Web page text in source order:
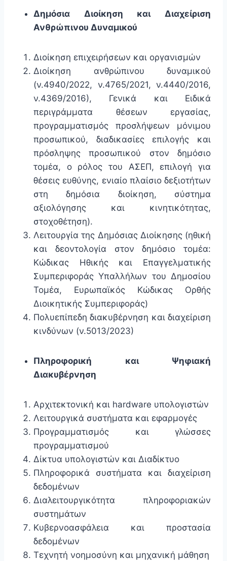
Δημόσια Διοίκηση και Διαχείριση
Ανθρώπινου Δυναμικού
Διοίκηση επιχειρήσεων και οργανισμών
Διοίκηση ανθρώπινου δυναμικού
(ν.4940/2022, ν.4765/2021, ν.4440/2016,
ν.4369/2016), Γενικά και Ειδικά
περιγράμματα θέσεων εργασίας,
προγραμματισμός προσλήψεων μόνιμου
προσωπικού, διαδικασίες επιλογής και
πρόσληψης προσωπικού στον δημόσιο
τομέα, ο ρόλος του ΑΣΕΠ, επιλογή για
θέσεις ευθύνης, ενιαίο πλαίσιο δεξιοτήτων
στη δημόσια διοίκηση, σύστημα
αξιολόγησης και κινητικότητας,
στοχοθέτηση).
Λειτουργία της Δημόσιας Διοίκησης (ηθική
και δεοντολογία στον δημόσιο τομέα:
Κώδικας Ηθικής και Επαγγελματικής
Συμπεριφοράς Υπαλλήλων του Δημοσίου
Τομέα, Ευρωπαϊκός Κώδικας Ορθής
Διοικητικής Συμπεριφοράς)
Πολυεπίπεδη διακυβέρνηση και διαχείριση
κινδύνων (ν.5013/2023)
Πληροφορική και Ψηφιακή
Διακυβέρνηση
Αρχιτεκτονική και hardware υπολογιστών
Λειτουργικά συστήματα και εφαρμογές
Προγραμματισμός και γλώσσες
προγραμματισμού
Δίκτυα υπολογιστών και Διαδίκτυο
Πληροφορικά συστήματα και διαχείριση
δεδομένων
Διαλειτουργικότητα πληροφοριακών
συστημάτων
Κυβερνοασφάλεια και προστασία
δεδομένων
Τεχνητή νοημοσύνη και μηχανική μάθηση